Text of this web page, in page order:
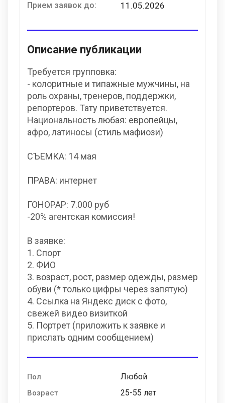
Прием заявок до: 11.05.2026
Описание публикации
Требуется групповка:
- колоритные и типажные мужчины, на
роль охраны, тренеров, поддержки,
репортеров. Тату приветствуется.
Национальность любая: европейцы,
афро, латиносы (стиль мафиози)
СЪЕМКА: 14 мая
ПРАВА: интернет
ГОНОРАР: 7.000 руб
-20% агентская комиссия!
В заявке:
1. Спорт
2. ФИО
3. возраст, рост, размер одежды, размер
обуви (* только цифры через запятую)
4. Ссылка на Яндекс диск с фото,
свежей видео визиткой
5. Портрет (приложить к заявке и
прислать одним сообщением)
Пол Любой
Возраст 25-55 лет